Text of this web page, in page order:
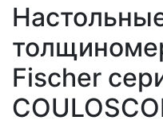
Fischer